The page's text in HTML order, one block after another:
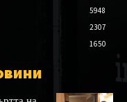
5948
2307
1650